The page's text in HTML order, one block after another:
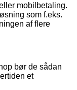
mobilbetaling.
som f.eks.
af flere
bør de sådan
et